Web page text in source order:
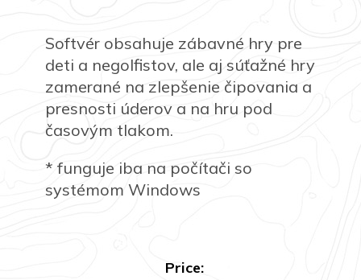
Softvér obsahuje zábavné hry pre
deti a negolfistov, ale aj súťažné hry
zamerané na zlepšenie čipovania a
presnosti úderov a na hru pod
časovým tlakom.
* funguje iba na počítači so
systémom Windows
Price: